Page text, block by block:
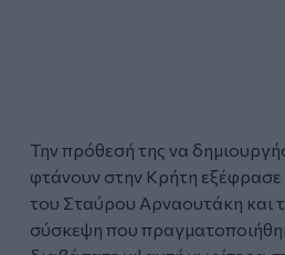
Την πρόθεσή της να
φτάνουν στην Κρήτη εξέφρασε
του Σταύρου Αρναουτάκη και
σύσκεψη που